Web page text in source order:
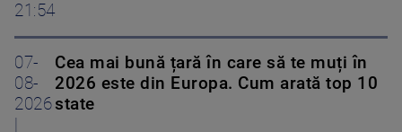
21:54
07-
08-
2026
Cea mai bună țară în care să te muți în
2026 este din Europa. Cum arată top 10
state